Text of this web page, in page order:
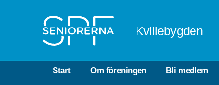
Kvillebygden
Start Om föreningen Bli medlem